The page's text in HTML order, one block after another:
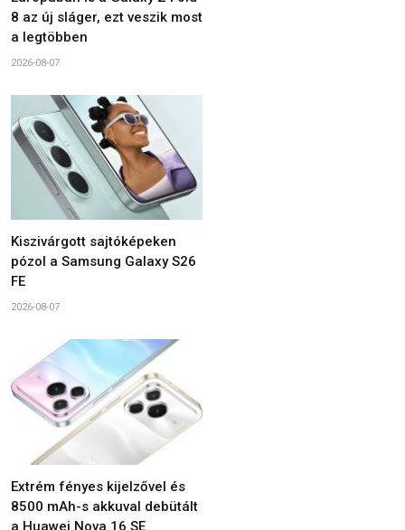
8 az új sláger, ezt veszik most
a legtöbben
2026-08-07
Kiszivárgott sajtóképeken
pózol a Samsung Galaxy S26
FE
2026-08-07
Extrém fényes kijelzővel és
8500 mAh-s akkuval debütált
a Huawei Nova 16 SE